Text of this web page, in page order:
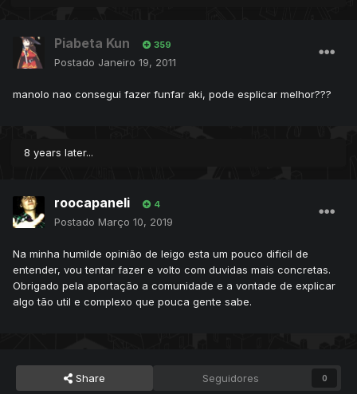
Piabeta Kun 359
Postado Janeiro 19, 2011
manolo nao consegui fazer funfar aki, pode esplicar melhor???
8 years later...
roocapaneli 4
Postado Março 10, 2019
Na minha humilde opinião de leigo esta um pouco dificil de
entender, vou tentar fazer e volto com duvidas mais concretas.
Obrigado pela aportação a comunidade e a vontade de explicar
algo tão util e complexo que pouca gente sabe.
Share Seguidores 0